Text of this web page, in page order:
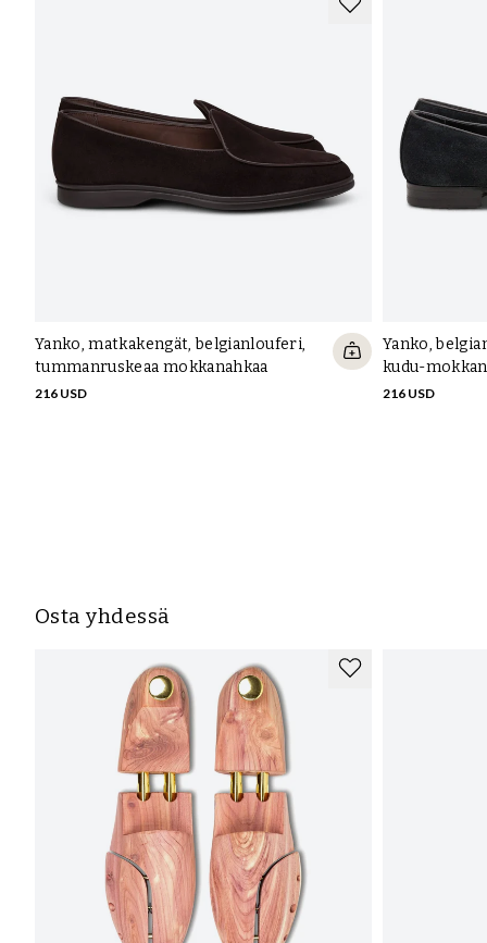
Yanko, matkakengät, belgianlouferi,
tummanruskeaa mokkanahkaa
216 USD
Yanko,
kudu-
216 USD
Osta yhdessä